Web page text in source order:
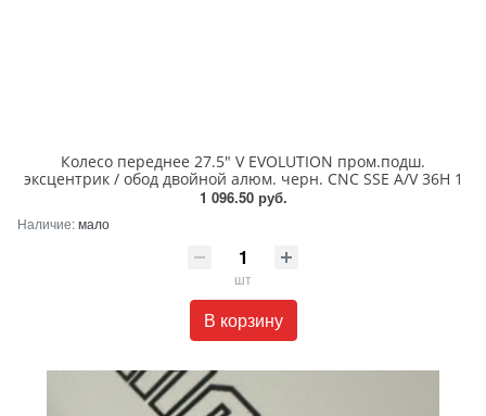
Колесо переднее 27.5" V EVOLUTION пром.подш.
эксцентрик / обод двойной алюм. черн. CNC SSE A/V 36H 1
1 096.50 руб.
Наличие:мало
шт
В корзину